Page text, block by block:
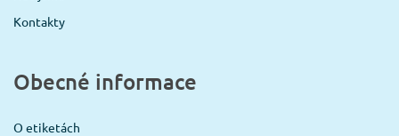
Kontakty
Obecné informace
O etiketách